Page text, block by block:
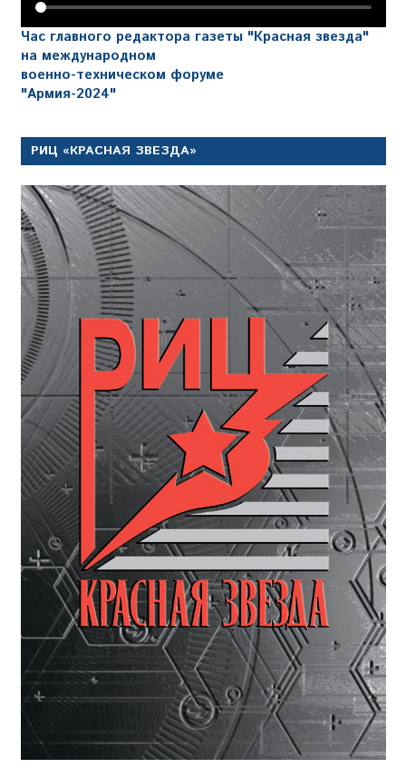
Час главного редактора газеты "Красная звезда"
на международном
военно-техническом форуме
"Армия-2024"
РИЦ «КРАСНАЯ ЗВЕЗДА»